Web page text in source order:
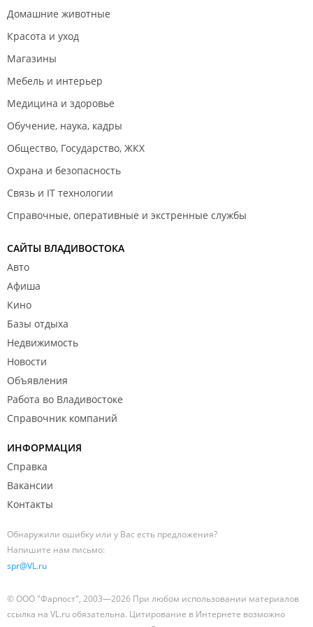
Ремонт детского сада на Постышева, 7а затянули ещё на год
неустойки за отставание по ремонту детсада на Постышева.
Ускорить ремонт детского сада на Постышева и лицея на
Главной поручил глава Владивостока
2023 год
Детский сад на Постышева планируют отремонтировать к
следующему учебному году.
Домашние животные
Красота и уход
Магазины
Мебель и интерьер
Медицина и здоровье
Обучение, наука, кадры
Общество, Государство, ЖКХ
Охрана и безопасность
Связь и IT технологии
Справочные, оперативные и экстренные службы
САЙТЫ ВЛАДИВОСТОКА
Авто
Афиша
Кино
Базы отдыха
Недвижимость
Новости
Объявления
Работа во Владивостоке
Справочник компаний
ИНФОРМАЦИЯ
Справка
Вакансии
Контакты
Обнаружили ошибку или у Вас есть предложения?
Напишите нам письмо:
spr@VL.ru
© ООО "Фарпост", 2003—2026 При любом использовании материалов
ссылка на VL.ru обязательна. Цитирование в Интернете возможно